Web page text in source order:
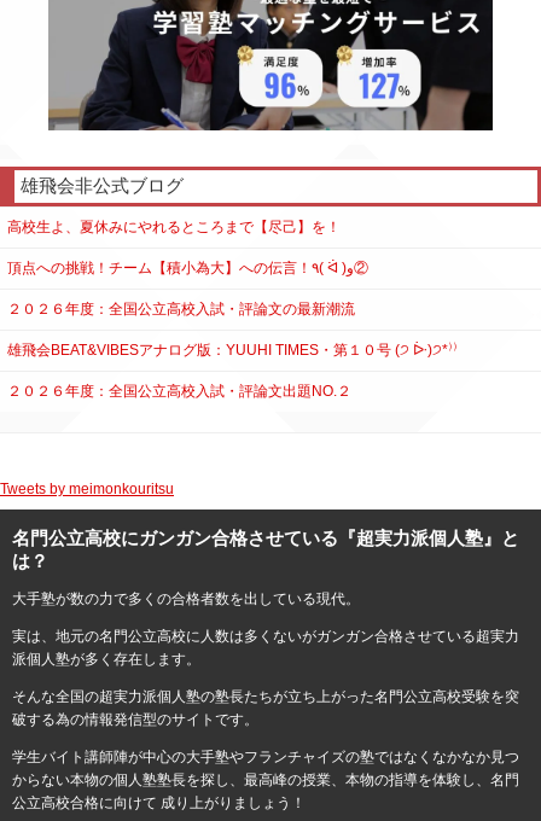
雄飛会非公式ブログ
高校生よ、夏休みにやれるところまで【尽己】を！
頂点への挑戦！チーム【積小為大】への伝言！٩( ᐛ )و②
２０２６年度：全国公立高校入試・評論文の最新潮流
雄飛会BEAT&VIBESアナログ版：YUUHI TIMES・第１０号 (੭ ᐕ)੭*⁾⁾
２０２６年度：全国公立高校入試・評論文出題NO.２
Tweets by meimonkouritsu
名門公立高校にガンガン合格させている『超実力派個人塾』と
は？
大手塾が数の力で多くの合格者数を出している現代。
実は、地元の名門公立高校に人数は多くないがガンガン合格させている超実力
派個人塾が多く存在します。
そんな全国の超実力派個人塾の塾長たちが立ち上がった名門公立高校受験を突
破する為の情報発信型のサイトです。
学生バイト講師陣が中心の大手塾やフランチャイズの塾ではなくなかなか見つ
からない本物の個人塾塾長を探し、最高峰の授業、本物の指導を体験し、名門
公立高校合格に向けて 成り上がりましょう！